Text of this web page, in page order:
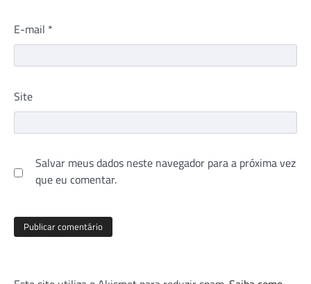
E-mail *
Site
Salvar meus dados neste navegador para a próxima vez
que eu comentar.